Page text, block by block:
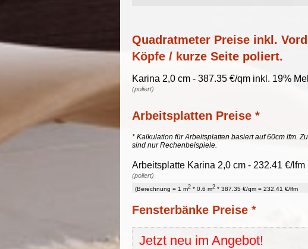
Quadratmeter Preise inkl.
Köpfe / kurze Seite poliert.
Karina 2,0 cm - 387.35 €/qm inkl. 19%
(poliert)
Arbeitsplatten Preise *
* Kalkulation für Arbeitsplatten basiert auf 60cm lfm.
sind nur Rechenbeispiele.
Arbeitsplatte Karina 2,0 cm - 232.41 €/
(poliert)
(Berechnung = 1 m2 * 0.6 m2 * 387.35 €/qm = 232.41 €/lfm
Fensterbänke Preise *
Jetzt neu im Angebot!